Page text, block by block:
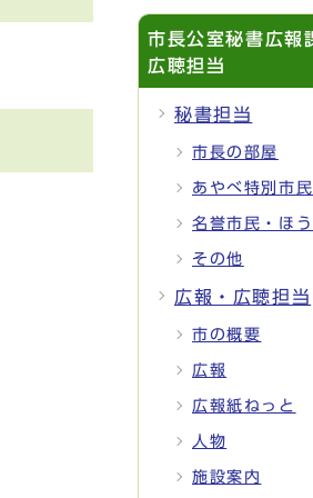
市長公室秘書広報
広聴担当
秘書担当
市長の部屋
あやべ特別市
名誉市民・ほ
その他
広報・広聴担当
市の概要
広報
広報紙ねっと
人物
施設案内